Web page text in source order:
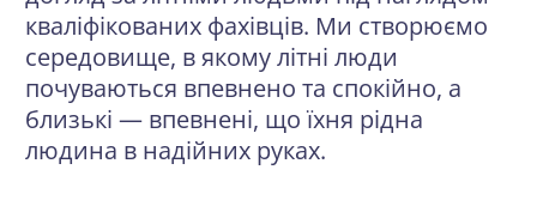
кваліфікованих фахівців. Ми створюємо
середовище, в якому літні люди
почуваються впевнено та спокійно, а
близькі — впевнені, що їхня рідна
людина в надійних руках.